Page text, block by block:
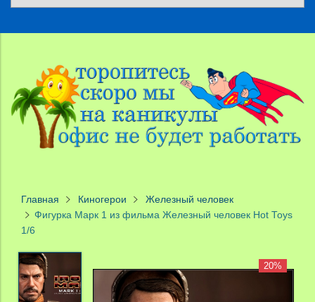
Главная Киногерои
Железный человек
Фигурка Марк 1 из фильма Железный человек Hot Toys
1/6
20%